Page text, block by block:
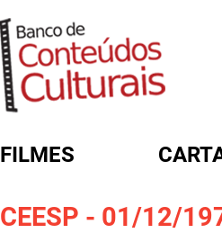
FILMES
CEESP - 01/12/